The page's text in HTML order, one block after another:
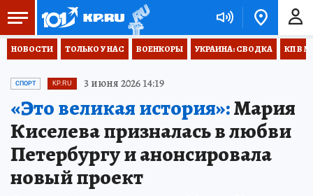
НОВОСТИ ТОЛЬКО У НАС ВОЕНКОРЫ УКРАИНА: СВОДКА КП В
СПОРТ KP.RU 3 июня 2026 14:19
«Это великая история»:Мария
Киселева призналась в любви
Петербургу и анонсировала
новый проект